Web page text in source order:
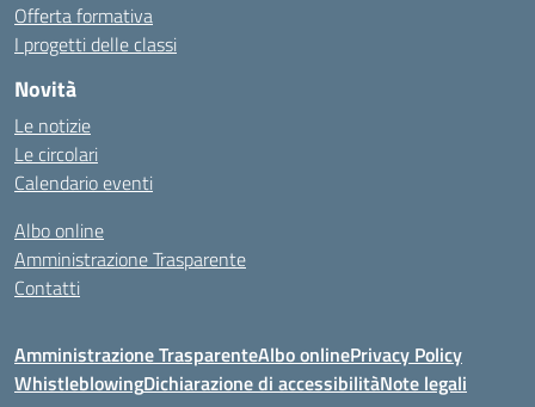
Offerta formativa
I progetti delle classi
Novità
Le notizie
Le circolari
Calendario eventi
Albo online
Amministrazione Trasparente
Contatti
Amministrazione TrasparenteAlbo onlinePrivacy Policy
WhistleblowingDichiarazione di accessibilitàNote legali